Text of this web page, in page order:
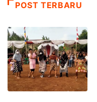
POST TERBARU